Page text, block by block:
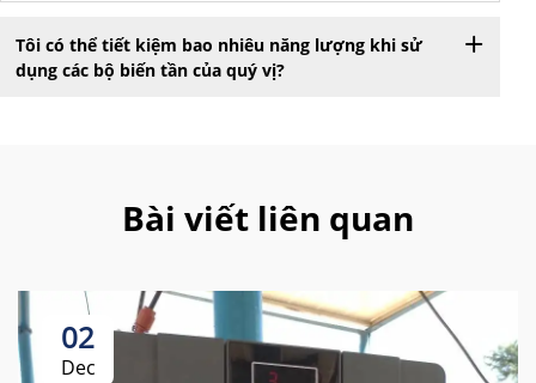
Tôi có thể tiết kiệm bao nhiêu năng lượng khi sử
dụng các bộ biến tần của quý vị?
Bài viết liên quan
02
Dec